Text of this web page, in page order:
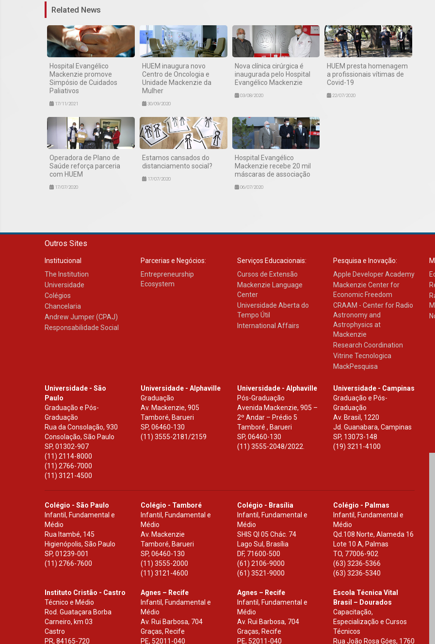
Related News
Hospital Evangélico
Mackenzie promove
Simpósio de Cuidados
Paliativos
17/11/2021
HUEM inaugura novo
Centro de Oncologia e
Unidade Mackenzie da
Mulher
30/09/2020
Nova clínica cirúrgica é
inaugurada pelo Hospital
Evangélico Mackenzie
03/08/2020
HUEM presta homenagem
a profissionais vítimas de
Covid-19
22/07/2020
Operadora de Plano de
Saúde reforça parceria
com HUEM
17/07/2020
Estamos cansados do
distanciamento social?
17/07/2020
Hospital Evangélico
Mackenzie recebe 20 mil
máscaras de associação
06/07/2020
Outros Sites
Institucional
The Institution
Universidade
Colégios
Chancelaria
Andrew Jumper (CPAJ)
Responsabilidade Social
Parcerias e Negócios:
Entrepreneurship
Ecosystem
Serviços Educacionais:
Cursos de Extensão
Mackenzie Language
Center
Universidade Aberta do
Tempo Útil
International Affairs
Pesquisa e Inovação:
Apple Developer Academy
Mackenzie Center for
Economic Freedom
CRAAM - Center for Radio
Astronomy and
Astrophysics at
Mackenzie
Research Coordination
Vitrine Tecnologica
MackPesquisa
Universidade - São
Paulo
Graduação e Pós-
Graduação
Rua da Consolação, 930
Consolação, São Paulo
SP, 01302-907
(11) 2114-8000
(11) 2766-7000
(11) 3121-4500
Universidade - Alphaville
Graduação
Av. Mackenzie, 905
Tamboré, Barueri
SP,06460-130
(11) 3555-2181/2159
Universidade - Alphaville
Pós-Graduação
Avenida Mackenzie, 905 –
2º Andar – Prédio 5
Tamboré , Barueri
SP, 06460-130
(11) 3555-2048/2022.
Universidade - Campinas
Graduação e Pós-
Graduação
Av. Brasil, 1220
Jd. Guanabara, Campinas
SP, 13073-148
(19) 3211-4100
Colégio - São Paulo
Infantil, Fundamental e
Médio
Rua Itambé, 145
Higienópolis, São Paulo
SP, 01239-001
(11) 2766-7600
Colégio - Tamboré
Infantil, Fundamental e
Médio
Av. Mackenzie
Tamboré, Barueri
SP,06460-130
(11) 3555-2000
(11) 3121-4600
Colégio - Brasília
Infantil, Fundamental e
Médio
SHIS Ql 05 Chác. 74
Lago Sul, Brasília
DF, 71600-500
(61) 2106-9000
(61) 3521-9000
Colégio - Palmas
Infantil, Fundamental e
Médio
Qd.108 Norte, Alameda 16
Lote 10 A, Palmas
TO, 77006-902
(63) 3236-5366
(63) 3236-5340
Instituto Cristão - Castro
Técnico e Médio
Rod. Guataçara Borba
Carneiro, km 03
Castro
PR, 84165-720
Agnes – Recife
Infantil, Fundamental e
Médio
Av. Rui Barbosa, 704
Graças, Recife
PE, 52011-040
Agnes – Recife
Infantil, Fundamental e
Médio
Av. Rui Barbosa, 704
Graças, Recife
PE, 52011-040
Escola Técnica Vital
Brasil – Dourados
Capacitação,
Especialização e Cursos
Técnicos
Rua João Rosa Góes, 1760